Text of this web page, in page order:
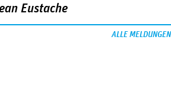
Eustache
ALLE MELDUNGEN